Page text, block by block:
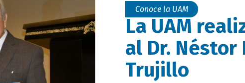
Conoce la UAM
La UAM
al Dr.
Trujillo